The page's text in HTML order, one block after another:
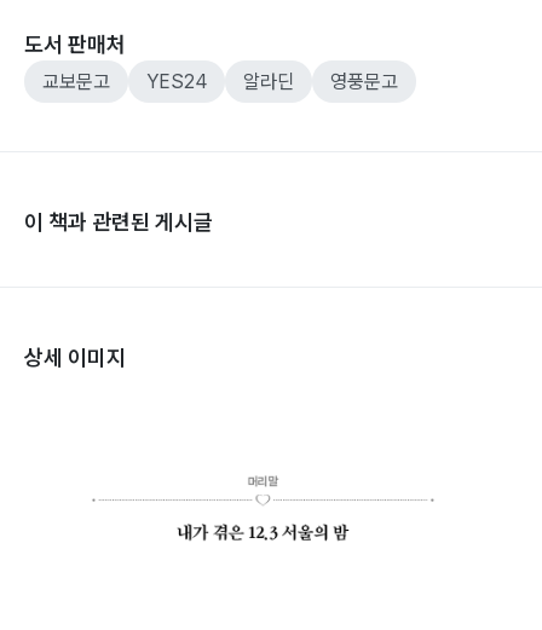
도서 판매처
교보문고 YES24 알라딘 영풍문고
이 책과 관련된 게시글
상세 이미지